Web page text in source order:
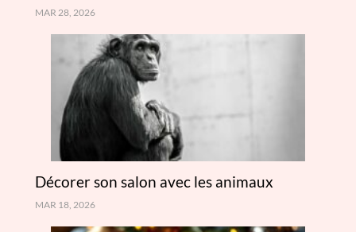
MAR 28, 2026
Décorer son salon avec les animaux
MAR 18, 2026